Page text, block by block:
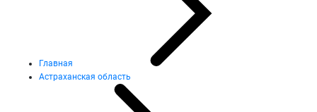
Главная
Астраханская область